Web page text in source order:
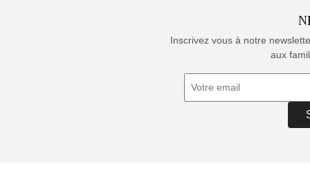
Inscrivez vous à notre
aux